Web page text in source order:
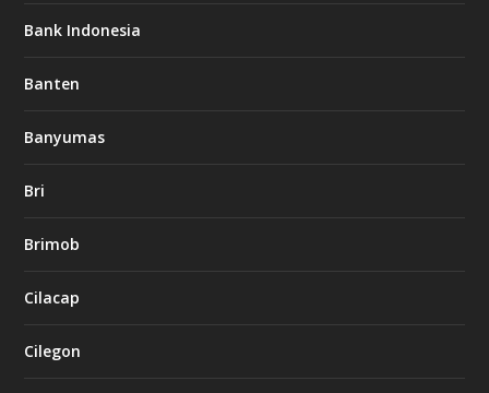
Bank Indonesia
Banten
Banyumas
Bri
Brimob
Cilacap
Cilegon